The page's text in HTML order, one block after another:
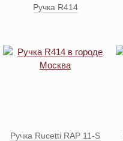
Ручка R414
Ручка Rucetti RAP 11-S